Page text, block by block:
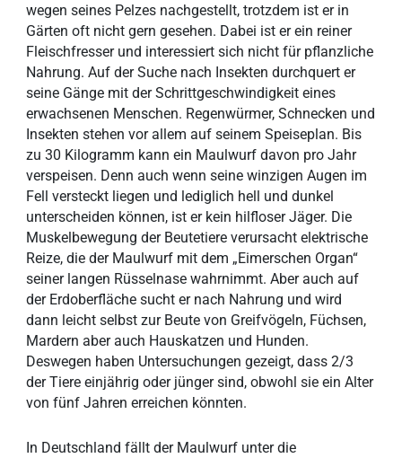
wegen seines Pelzes nachgestellt, trotzdem ist er in
Gärten oft nicht gern gesehen. Dabei ist er ein reiner
Fleischfresser und interessiert sich nicht für pflanzliche
Nahrung. Auf der Suche nach Insekten durchquert er
seine Gänge mit der Schrittgeschwindigkeit eines
erwachsenen Menschen. Regenwürmer, Schnecken und
Insekten stehen vor allem auf seinem Speiseplan. Bis
zu 30 Kilogramm kann ein Maulwurf davon pro Jahr
verspeisen. Denn auch wenn seine winzigen Augen im
Fell versteckt liegen und lediglich hell und dunkel
unterscheiden können, ist er kein hilfloser Jäger. Die
Muskelbewegung der Beutetiere verursacht elektrische
Reize, die der Maulwurf mit dem „Eimerschen Organ“
seiner langen Rüsselnase wahrnimmt. Aber auch auf
der Erdoberfläche sucht er nach Nahrung und wird
dann leicht selbst zur Beute von Greifvögeln, Füchsen,
Mardern aber auch Hauskatzen und Hunden.
Deswegen haben Untersuchungen gezeigt, dass 2/3
der Tiere einjährig oder jünger sind, obwohl sie ein Alter
von fünf Jahren erreichen könnten.
In Deutschland fällt der Maulwurf unter die